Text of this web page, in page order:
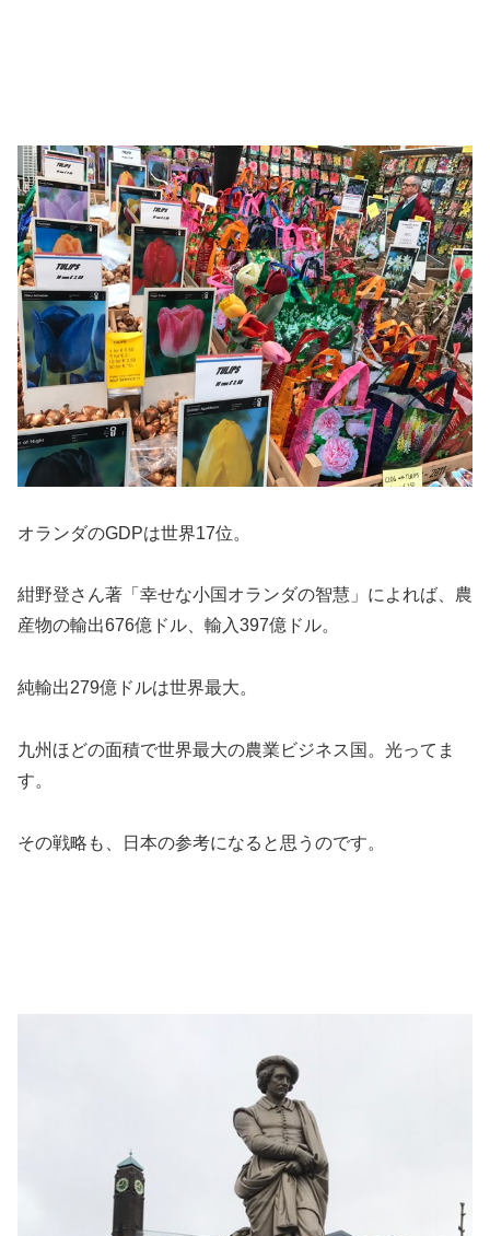
オランダのGDPは世界17位。
紺野登さん著「幸せな小国オランダの智慧」によれば、農
産物の輸出676億ドル、輸入397億ドル。
純輸出279億ドルは世界最大。
九州ほどの面積で世界最大の農業ビジネス国。光ってま
す。
その戦略も、日本の参考になると思うのです。